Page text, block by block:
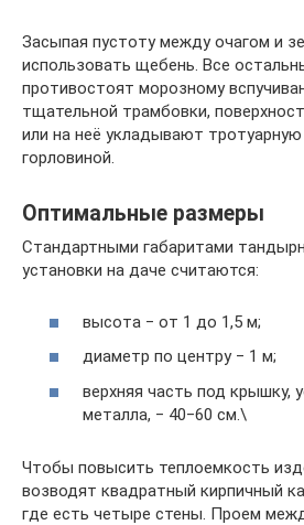
Засыпая пустоту между очагом и
использовать щебень. Все
противостоят морозному
тщательной трамбовки,
или на неё укладывают
горловиной.
Оптимальные размеры
Стандартными габаритами
установки на даче считаются:
высота ‒ от 1 до 1,5 м;
диаметр по центру ‒ 1 м;
верхняя часть под крышку,
металла, ‒ 40‒60 см.\
Чтобы повысить теплоемкость
возводят квадратный кирпичный
где есть четыре стены. Проем